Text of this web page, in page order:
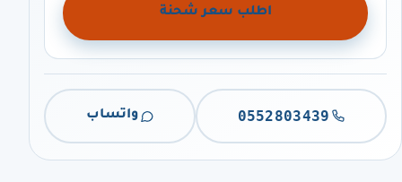
اطلب سعر شحنة
0552803439 واتساب